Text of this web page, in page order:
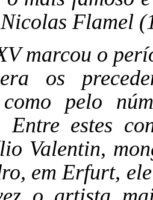
Flamel
marcou o
os
pelo
Entre estes
Valentin,
em Erfurt,